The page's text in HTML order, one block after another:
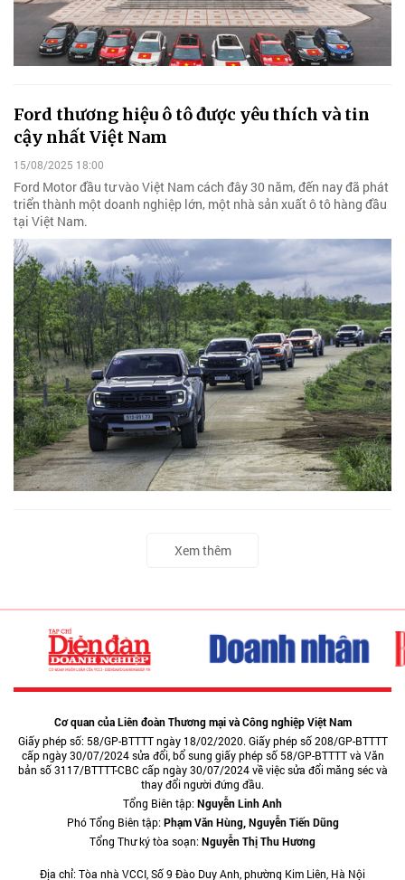
Ford thương hiệu ô tô được yêu thích và tin
cậy nhất Việt Nam
15/08/2025 18:00
Ford Motor đầu tư vào Việt Nam cách đây 30 năm, đến nay đã phát
triển thành một doanh nghiệp lớn, một nhà sản xuất ô tô hàng đầu
tại Việt Nam.
Xem thêm
Cơ quan của Liên đoàn Thương mại và Công nghiệp Việt Nam
Giấy phép số: 58/GP-BTTTT ngày 18/02/2020. Giấy phép số 208/GP-BTTTT
cấp ngày 30/07/2024 sửa đổi, bổ sung giấy phép số 58/GP-BTTTT và Văn
bản số 3117/BTTTT-CBC cấp ngày 30/07/2024 về việc sửa đổi măng séc và
thay đổi người đứng đầu.
Tổng Biên tập:Nguyễn Linh Anh
Phó Tổng Biên tập:Phạm Văn Hùng, Nguyễn Tiến Dũng
Tổng Thư ký tòa soạn:Nguyễn Thị Thu Hương
Địa chỉ: Tòa nhà VCCI, Số 9 Đào Duy Anh, phường Kim Liên, Hà Nội